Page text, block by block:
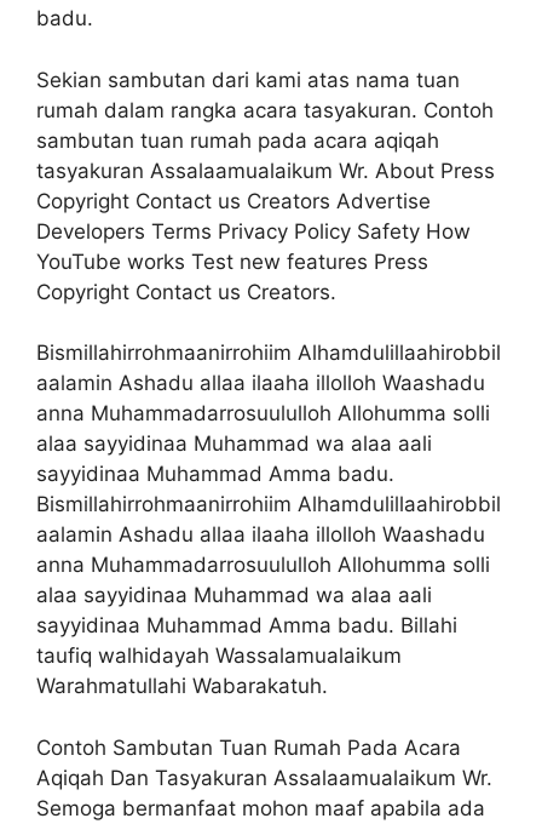
badu.
Sekian sambutan dari kami atas nama tuan
rumah dalam rangka acara tasyakuran. Contoh
sambutan tuan rumah pada acara aqiqah
tasyakuran Assalaamualaikum Wr. About Press
Copyright Contact us Creators Advertise
Developers Terms Privacy Policy Safety How
YouTube works Test new features Press
Copyright Contact us Creators.
Bismillahirrohmaanirrohiim Alhamdulillaahirobbil
aalamin Ashadu allaa ilaaha illolloh Waashadu
anna Muhammadarrosuululloh Allohumma solli
alaa sayyidinaa Muhammad wa alaa aali
sayyidinaa Muhammad Amma badu.
Bismillahirrohmaanirrohiim Alhamdulillaahirobbil
aalamin Ashadu allaa ilaaha illolloh Waashadu
anna Muhammadarrosuululloh Allohumma solli
alaa sayyidinaa Muhammad wa alaa aali
sayyidinaa Muhammad Amma badu. Billahi
taufiq walhidayah Wassalamualaikum
Warahmatullahi Wabarakatuh.
Contoh Sambutan Tuan Rumah Pada Acara
Aqiqah Dan Tasyakuran Assalaamualaikum Wr.
Semoga bermanfaat mohon maaf apabila ada